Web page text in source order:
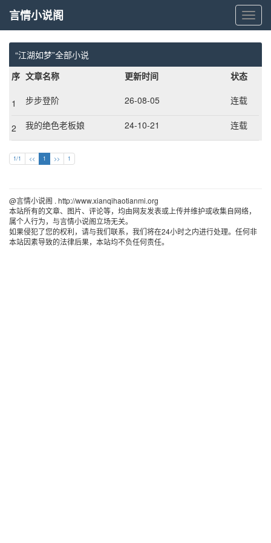
言
情
小
阁
言情小说阁
“江湖如梦”全部小说
序 文章名称 更新时间 状态
1 步步登阶 26-08-05 连载
2 我的绝色老板娘 24-10-21 连载
1/1 << 1 >> 1
@言情小说阁 . http://www.xianqihaotianmi.org
本站所有的文章、图片、评论等，均由网友发表或上传并维护或收集自网络，
属个人行为，与言情小说阁立场无关。
如果侵犯了您的权利，请与我们联系，我们将在24小时之内进行处理。任何非
本站因素导致的法律后果，本站均不负任何责任。